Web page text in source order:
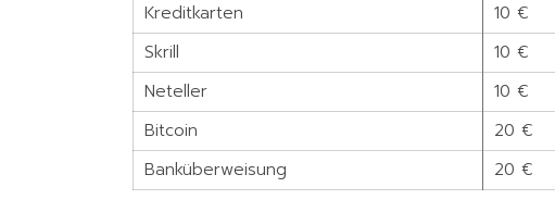
Kreditkarten
10 €
Skrill
10 €
Neteller
10 €
Bitcoin
20 €
Banküberweisung
20 €